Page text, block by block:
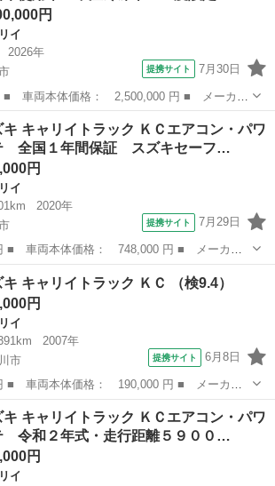
円
イ
2026年
提携サイト 7月30日
： キャリイトラック ■ グレード名： Ｋ
使用車 中温冷凍車－５度設定 サイドスラ
キャリイ
キ キャリイトラック ＫＣエアコン・パワ
全国１年間保証 スズキセーフ…
円
イ
2020年
提携サイト 7月29日
： キャリイトラック ■ グレード名： Ｋ
全国１年間保証 スズキセーフティサポー
キャリイ
キ キャリイトラック ＫＣ （検9.4）
円
イ
2007年
市
提携サイト 6月8日
： キャリイトラック ■ グレード名： Ｋ
■ ドア枚数： 2D ■ ミッション： MT...
キャリイ
キ キャリイトラック ＫＣエアコン・パワ
令和２年式・走行距離５９００…
円
イ